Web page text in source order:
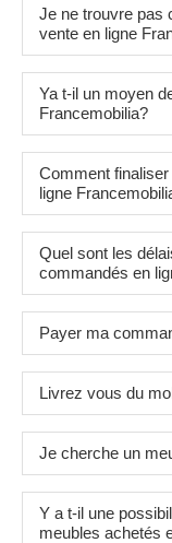
Je ne trouvre pas
vente en ligne
Ya t-il un moyen
Francemobilia?
Comment
ligne
Quel sont les
commandés en
Payer ma
Livrez vous du
Je cherche un
Y a t-il une
meubles achetés